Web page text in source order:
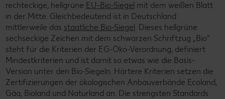
rechteckige, hellgrüne EU-Bio-Siegel mit dem weißen Blatt
in der Mitte. Gleichbedeutend ist in Deutschland
mittlerweile das staatliche Bio-Siegel. Dieses hellgrüne
sechseckige Zeichen mit dem schwarzen Schriftzug „Bio“
steht für die Kriterien der EG-Öko-Verordnung, definiert
Mindestkriterien und ist damit so etwas wie die Basis-
Version unter den Bio-Siegeln. Härtere Kriterien setzen die
Zertifizierungen der ökologischen Anbauverbände Ecoland,
Gäa, Bioland und Naturland an. Die strengsten Standards